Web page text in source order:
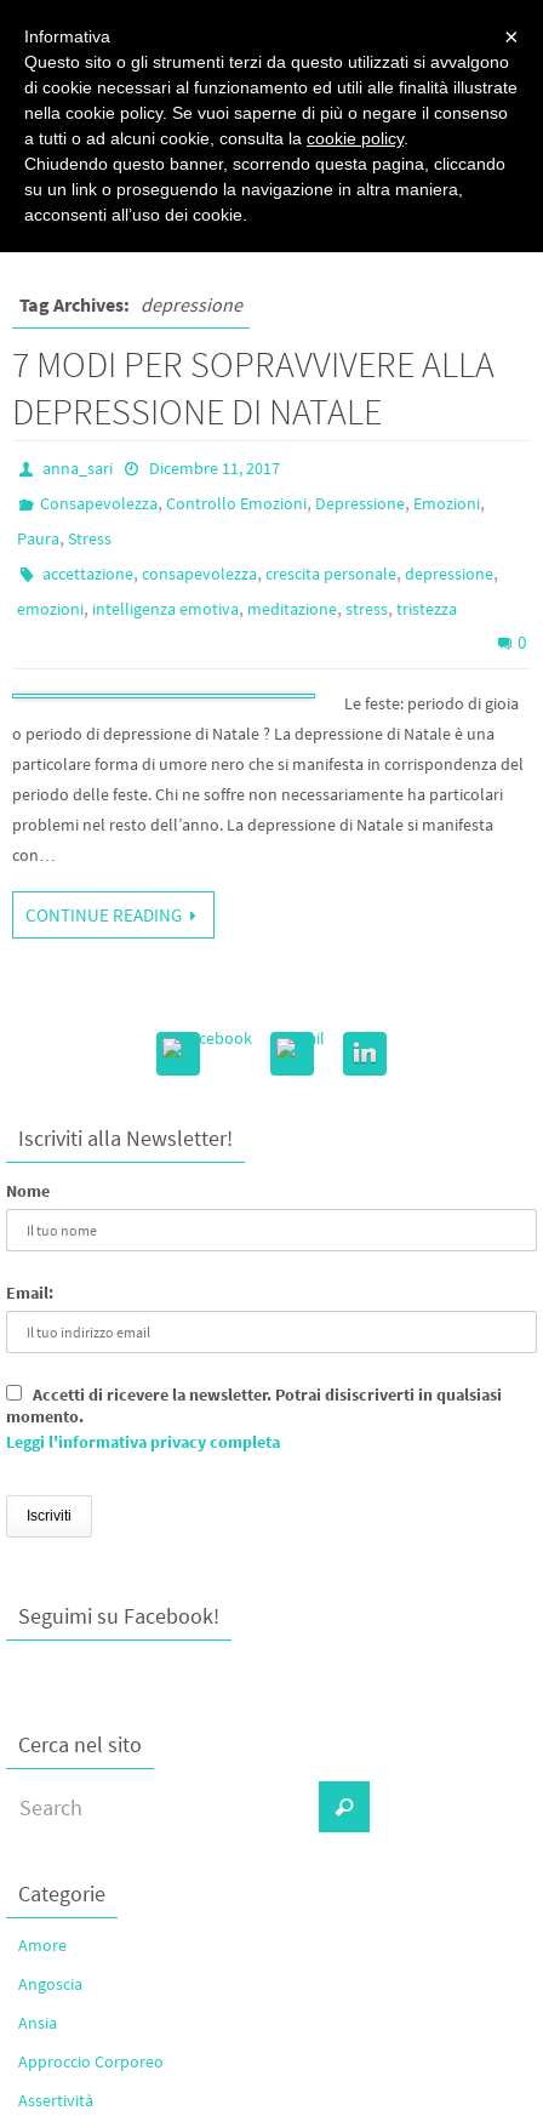
PSICOPRATICA
Psicologia del Benessere - di Anna Sari
Posts tagged "depressione"
Tag Archives: depressione
7 MODI PER SOPRAVVIVERE ALLA
DEPRESSIONE DI NATALE
anna_sari
Dicembre 11, 2017
Consapevolezza,Controllo Emozioni, Depressione, Emozioni,
Paura, Stress
accettazione,consapevolezza,crescita personale,depressione,
emozioni, intelligenza emotiva, meditazione, stress, tristezza
0
Le feste: periodo di gioia
o periodo di depressione di Natale ? La depressione di Natale è una
particolare forma di umore nero che si manifesta in corrispondenza del
periodo delle feste. Chi ne soffre non necessariamente ha particolari
problemi nel resto dell’anno. La depressione di Natale si manifesta
con…
CONTINUE READING
Iscriviti alla Newsletter!
Nome
Email:
Accetti di ricevere la newsletter. Potrai disiscriverti in qualsiasi
momento.
Leggi l'informativa privacy completa
Seguimi su Facebook!
Cerca nel sito
Categorie
Amore
Angoscia
Ansia
Approccio Corporeo
Assertività
×
Informativa
Questo sito o gli strumenti terzi da questo utilizzati si avvalgono
di cookie necessari al funzionamento ed utili alle finalità illustrate
nella cookie policy. Se vuoi saperne di più o negare il consenso
a tutti o ad alcuni cookie, consulta la cookie policy.
Chiudendo questo banner, scorrendo questa pagina, cliccando
su un link o proseguendo la navigazione in altra maniera,
acconsenti all’uso dei cookie.